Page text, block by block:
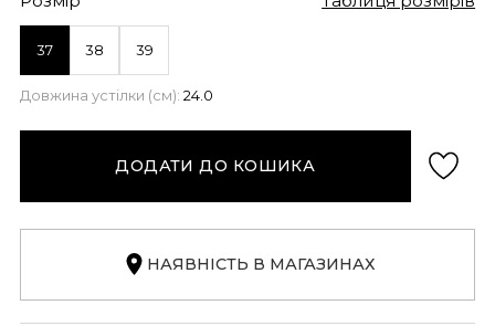
37 38 39
Довжина устілки (см): 24.0
ДОДАТИ ДО КОШИКА
НАЯВНІСТЬ В МАГАЗИНАХ